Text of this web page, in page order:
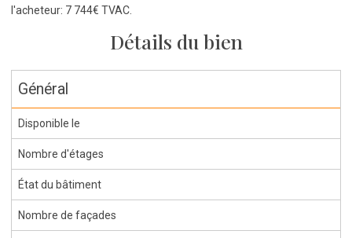
l'acheteur: 7 744€ TVAC.
Détails du bien
Général
Disponible le
Nombre d'étages
État du bâtiment
Nombre de façades